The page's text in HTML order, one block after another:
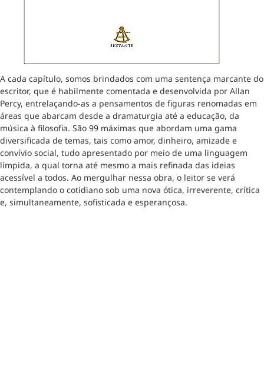
A cada capítulo, somos brindados com uma sentença marcante do
escritor, que é habilmente comentada e desenvolvida por Allan
Percy, entrelaçando-as a pensamentos de figuras renomadas em
áreas que abarcam desde a dramaturgia até a educação, da
música à filosofia. São 99 máximas que abordam uma gama
diversificada de temas, tais como amor, dinheiro, amizade e
convívio social, tudo apresentado por meio de uma linguagem
límpida, a qual torna até mesmo a mais refinada das ideias
acessível a todos. Ao mergulhar nessa obra, o leitor se verá
contemplando o cotidiano sob uma nova ótica, irreverente, crítica
e, simultaneamente, sofisticada e esperançosa.